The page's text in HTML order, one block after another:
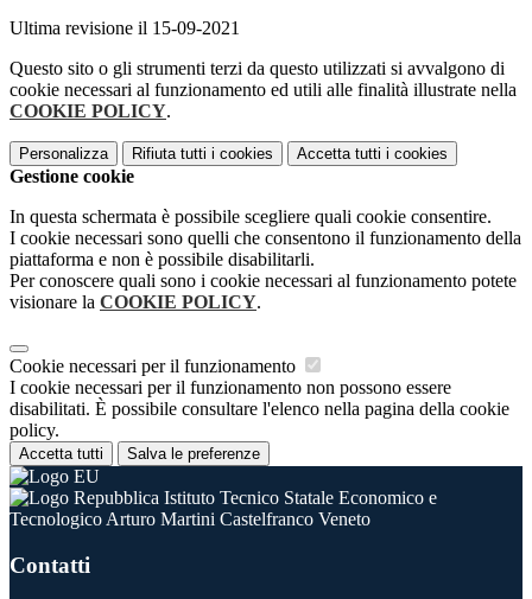
Ultima revisione il 15-09-2021
Questo sito o gli strumenti terzi da questo utilizzati si avvalgono di
cookie necessari al funzionamento ed utili alle finalità illustrate nella
COOKIE POLICY.
Personalizza Rifiuta tutti i cookies Accetta tutti i cookies
Gestione cookie
In questa schermata è possibile scegliere quali cookie consentire.
I cookie necessari sono quelli che consentono il funzionamento della
piattaforma e non è possibile disabilitarli.
Per conoscere quali sono i cookie necessari al funzionamento potete
visionare la COOKIE POLICY.
Cookie necessari per il funzionamento
I cookie necessari per il funzionamento non possono essere
disabilitati. È possibile consultare l'elenco nella pagina della cookie
policy.
Accetta tutti Salva le preferenze
Istituto Tecnico Statale Economico e
Tecnologico Arturo Martini Castelfranco Veneto
Contatti